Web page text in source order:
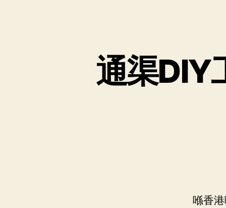
通渠DIY
喺香